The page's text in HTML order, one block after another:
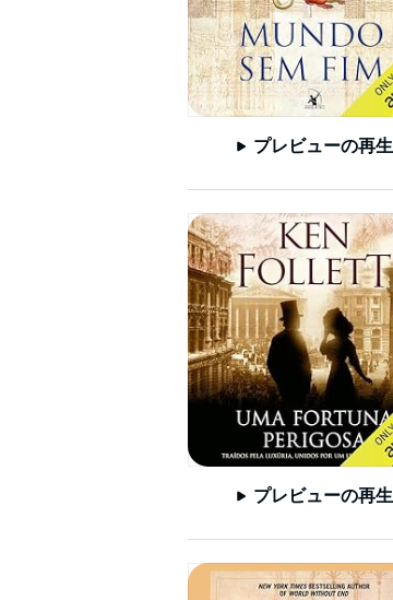
プレビューの再生
プレビューの再生